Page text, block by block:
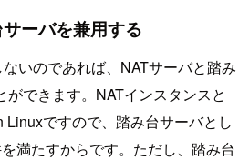
ーバを兼用する
いのであれば、NATサーバと踏み
できます。NATインスタンスと
Linuxですので、踏み台サーバとし
満たすからです。ただし、踏み台